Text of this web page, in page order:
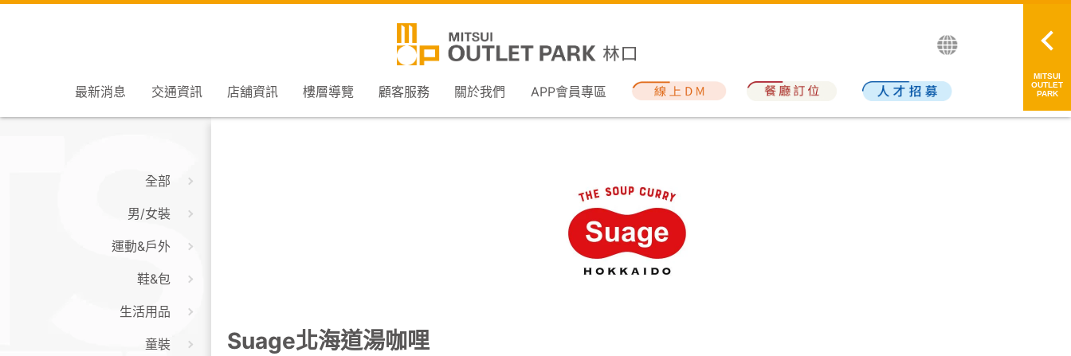
日本語
最新消息 交通資訊 店舖資訊 樓層導覽 顧客服務 關於我們 APP會員專區
MITSUI
OUTLET
PARK
全部
男/女裝
運動&戶外
鞋&包
生活用品
童裝 Suage北海道湯咖哩